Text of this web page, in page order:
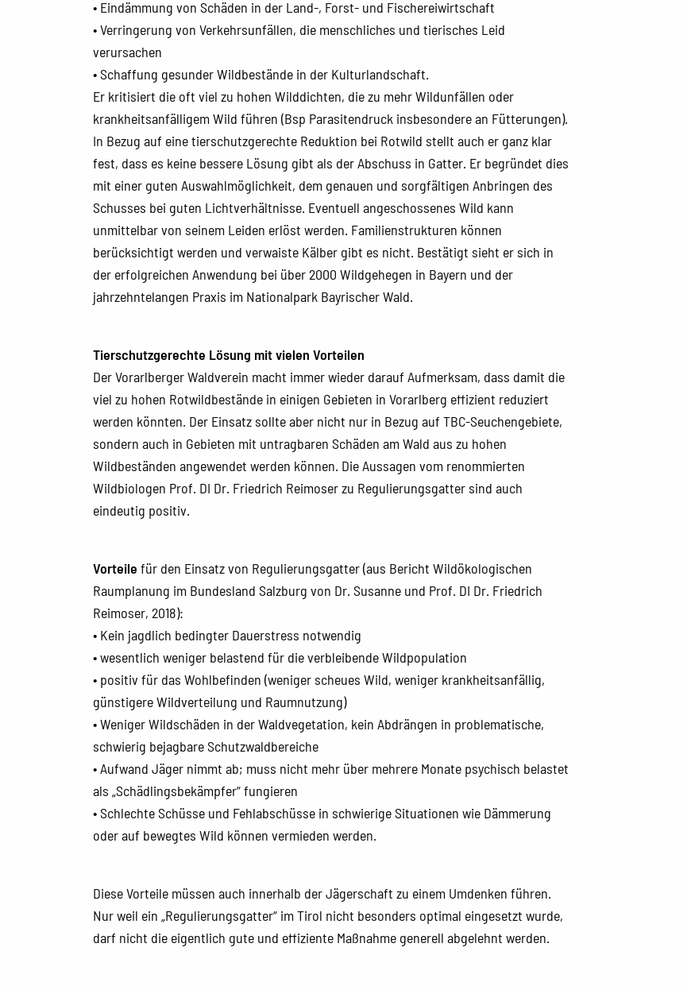
• Eindämmung von Schäden in der Land-, Forst- und Fischereiwirtschaft
• Verringerung von Verkehrsunfällen, die menschliches und tierisches Leid
verursachen
• Schaffung gesunder Wildbestände in der Kulturlandschaft.
Er kritisiert die oft viel zu hohen Wilddichten, die zu mehr Wildunfällen oder
krankheitsanfälligem Wild führen (Bsp Parasitendruck insbesondere an Fütterungen).
In Bezug auf eine tierschutzgerechte Reduktion bei Rotwild stellt auch er ganz klar
fest, dass es keine bessere Lösung gibt als der Abschuss in Gatter. Er begründet dies
mit einer guten Auswahlmöglichkeit, dem genauen und sorgfältigen Anbringen des
Schusses bei guten Lichtverhältnisse. Eventuell angeschossenes Wild kann
unmittelbar von seinem Leiden erlöst werden. Familienstrukturen können
berücksichtigt werden und verwaiste Kälber gibt es nicht. Bestätigt sieht er sich in
der erfolgreichen Anwendung bei über 2000 Wildgehegen in Bayern und der
jahrzehntelangen Praxis im Nationalpark Bayrischer Wald.
Tierschutzgerechte Lösung mit vielen Vorteilen
Der Vorarlberger Waldverein macht immer wieder darauf Aufmerksam, dass damit die
viel zu hohen Rotwildbestände in einigen Gebieten in Vorarlberg effizient reduziert
werden könnten. Der Einsatz sollte aber nicht nur in Bezug auf TBC-Seuchengebiete,
sondern auch in Gebieten mit untragbaren Schäden am Wald aus zu hohen
Wildbeständen angewendet werden können. Die Aussagen vom renommierten
Wildbiologen Prof. DI Dr. Friedrich Reimoser zu Regulierungsgatter sind auch
eindeutig positiv.
Vorteile für den Einsatz von Regulierungsgatter (aus Bericht Wildökologischen
Raumplanung im Bundesland Salzburg von Dr. Susanne und Prof. DI Dr. Friedrich
Reimoser, 2018):
• Kein jagdlich bedingter Dauerstress notwendig
• wesentlich weniger belastend für die verbleibende Wildpopulation
• positiv für das Wohlbefinden (weniger scheues Wild, weniger krankheitsanfällig,
günstigere Wildverteilung und Raumnutzung)
• Weniger Wildschäden in der Waldvegetation, kein Abdrängen in problematische,
schwierig bejagbare Schutzwaldbereiche
• Aufwand Jäger nimmt ab; muss nicht mehr über mehrere Monate psychisch belastet
als „Schädlingsbekämpfer“ fungieren
• Schlechte Schüsse und Fehlabschüsse in schwierige Situationen wie Dämmerung
oder auf bewegtes Wild können vermieden werden.
Diese Vorteile müssen auch innerhalb der Jägerschaft zu einem Umdenken führen.
Nur weil ein „Regulierungsgatter“ im Tirol nicht besonders optimal eingesetzt wurde,
darf nicht die eigentlich gute und effiziente Maßnahme generell abgelehnt werden.